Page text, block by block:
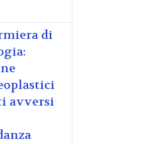
di
avversi